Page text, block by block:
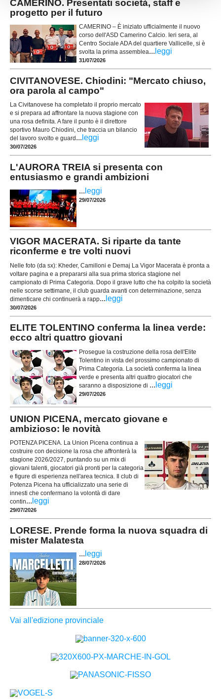
CAMERINO. Presentati società, staff e
progetto per il futuro
CAMERINO – È iniziato ufficialmente il nuovo
corso dell'ASD Camerino Calcio. Ieri sera, al
Centro Sociale ADA del quartiere Vallicelle, si è
svolta la prima assemblea... leggi
31/07/2026
CIVITANOVESE. Chiodini: "Mercato chiuso,
ora parola al campo"
La Civitanovese ha completato il proprio mercato
e si prepara ad affrontare la nuova stagione con
una rosa definita. A fare il punto è il direttore
sportivo Mauro Chiodini, che traccia un bilancio
del lavoro svolto e guard ... leggi
30/07/2026
L'AURORA TREIA si presenta con
entusiasmo e grandi ambizioni
... leggi
29/07/2026
VIGOR MACERATA. Si riparte da tante
riconferme e tre volti nuovi
Nelle foto (da sx): Kheder, Camilloni e Demaj La Vigor Macerata è pronta a
voltare pagina e a prepararsi alla sua prima storica stagione nel
campionato di Prima Categoria. Dopo il grave lutto che ha colpito la società
nelle scorse settimane, il club guarda avanti con determinazione, senza
dimenticare chi continuerà a rapp... leggi
30/07/2026
ELITE TOLENTINO conferma la linea verde:
ecco altri quattro giovani
Prosegue la costruzione della rosa dell'Elite
Tolentino in vista del prossimo campionato di
Prima Categoria. La società conferma la linea
verde e presenta altri quattro giocatori che
saranno a disposizione di ... leggi
29/07/2026
UNION PICENA, mercato giovane e
ambizioso: le novità
POTENZA PICENA. La Union Picena continua a
costruire con decisione la rosa che affronterà la
stagione 2026/2027, puntando su un mix di
giovani talenti, giocatori già pronti per la categoria
e figure di esperienza nell'area tecnica. Il club di
Potenza Picena ha ufficializzato una serie di
innesti che confermano la volontà di dare
contin... leggi
29/07/2026
LORESE. Prende forma la nuova squadra di
mister Malatesta
... leggi
28/07/2026
Vai all'edizione provinciale